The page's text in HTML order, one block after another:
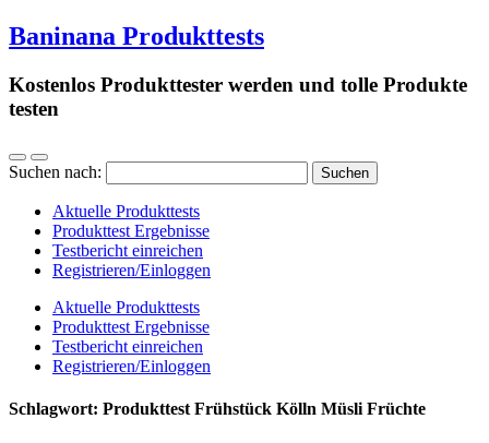
Baninana Produkttests
Kostenlos Produkttester werden und tolle Produkte
testen
Suchen nach:
Aktuelle Produkttests
Produkttest Ergebnisse
Testbericht einreichen
Registrieren/Einloggen
Aktuelle Produkttests
Produkttest Ergebnisse
Testbericht einreichen
Registrieren/Einloggen
Schlagwort: Produkttest Frühstück Kölln Müsli Früchte